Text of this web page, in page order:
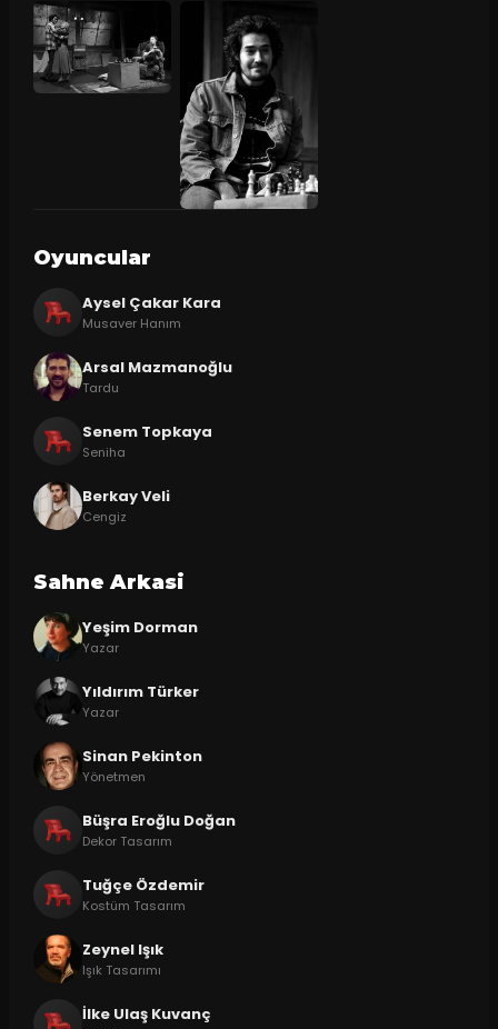
Oyuncular
Aysel Çakar Kara
Musaver Hanım
Arsal Mazmanoğlu
Tardu
Senem Topkaya
Seniha
Berkay Veli
Cengiz
Sahne Arkasi
Yeşim Dorman
Yazar
Yıldırım Türker
Yazar
Sinan Pekinton
Yönetmen
Büşra Eroğlu Doğan
Dekor Tasarım
Tuğçe Özdemir
Kostüm Tasarım
Zeynel Işık
Işık Tasarımı
İlke Ulaş Kuvanç